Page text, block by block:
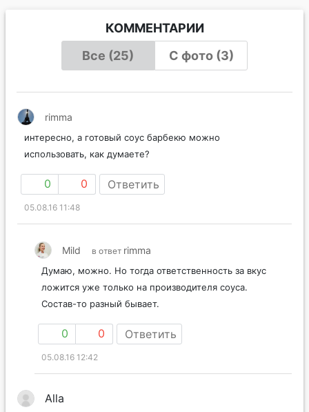
КОММЕНТАРИИ
Все (25)
С фото (3)
rimma
интересно, а готовый соус барбекю можно
использовать, как думаете?
0 0 Ответить
05.08.16 11:48
Mild в ответ rimma
Думаю, можно. Но тогда ответственность за вкус
ложится уже только на производителя соуса.
Состав-то разный бывает.
0 0 Ответить
05.08.16 12:42
Alla